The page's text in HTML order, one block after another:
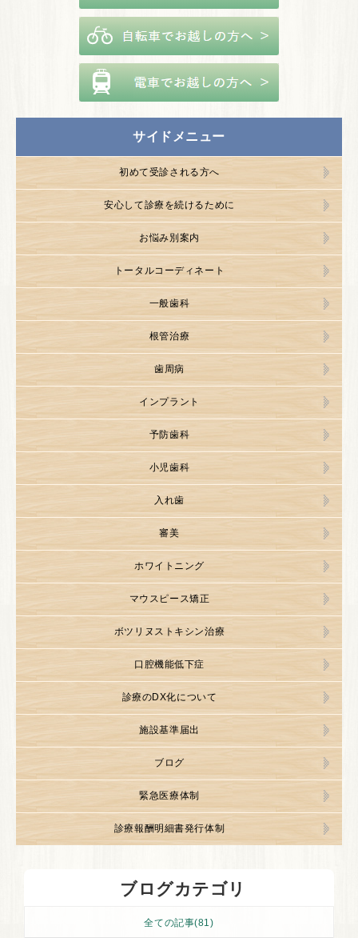
サイドメニュー
初めて受診される方へ
安心して診療を続けるために
お悩み別案内
トータルコーディネート
一般歯科
根管治療
歯周病
インプラント
予防歯科
小児歯科
入れ歯
審美
ホワイトニング
マウスピース矯正
ボツリヌストキシン治療
口腔機能低下症
診療のDX化について
施設基準届出
ブログ
緊急医療体制
診療報酬明細書発行体制
ブログカテゴリ
全ての記事(81)